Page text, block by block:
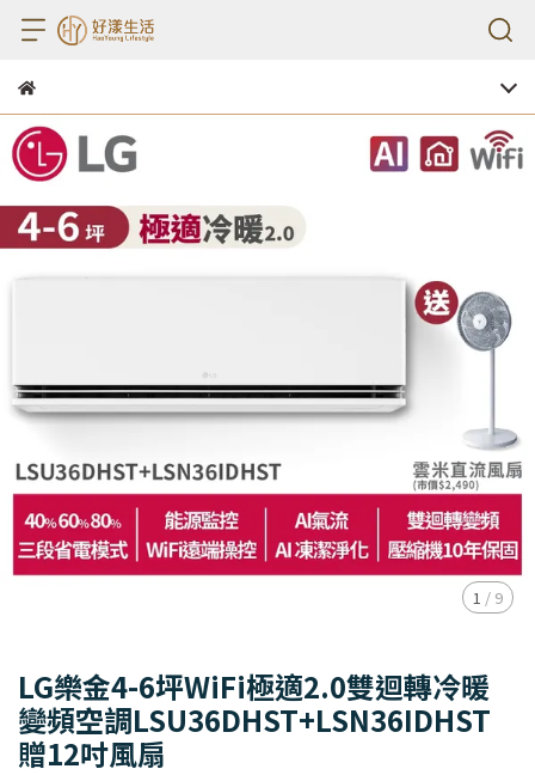
1 / 9
LG樂金4-6坪WiFi極適2.0雙迴轉冷暖
變頻空調LSU36DHST+LSN36IDHST
贈12吋風扇